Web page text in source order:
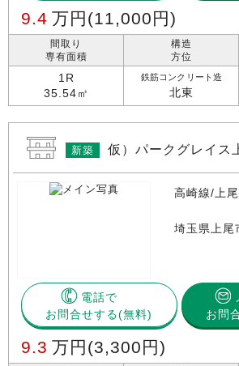
9.4 万円 (11,000円)
間取り
専有面積
1R
35.54㎡
構造
方位
鉄筋コンクリート造
北東
新築 仮）パークグレイ
高崎線/上
埼玉県上尾
電話で
お問合せする
お問
9.3 万円 (3,300円)